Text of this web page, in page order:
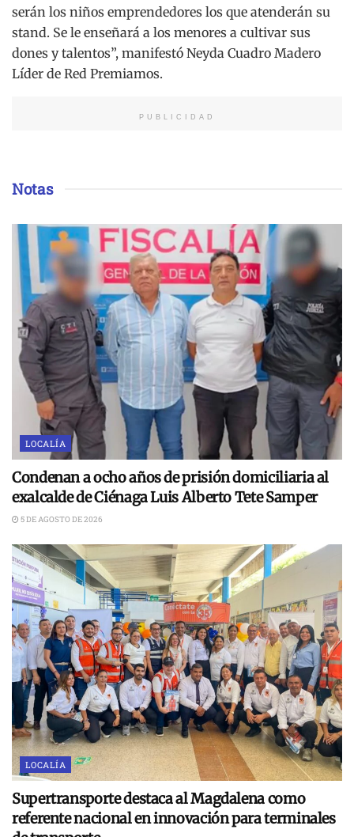
serán los niños emprendedores los que atenderán su
stand. Se le enseñará a los menores a cultivar sus
dones y talentos”, manifestó Neyda Cuadro Madero
Líder de Red Premiamos.
PUBLICIDAD
Notas
LOCALÍA
Condenan a ocho años de prisión domiciliaria al
exalcalde de Ciénaga Luis Alberto Tete Samper
5 DE AGOSTO DE 2026
LOCALÍA
Supertransporte destaca al Magdalena como
referente nacional en innovación para terminales